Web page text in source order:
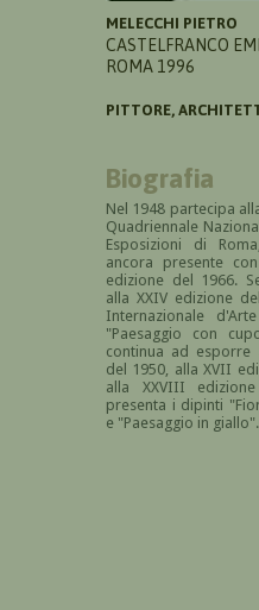
MELECCHI PIETRO
CASTELFRANCO
ROMA 1996
PITTORE,
Biografia
Nel 1948 partecipa
Quadriennale
Esposizioni di
ancora presente
edizione del 1966.
alla XXIV edizione
Internazionale
"Paesaggio con
continua ad esporre
del 1950, alla XVII
alla XXVIII
presenta i dipinti
e "Paesaggio in giallo".